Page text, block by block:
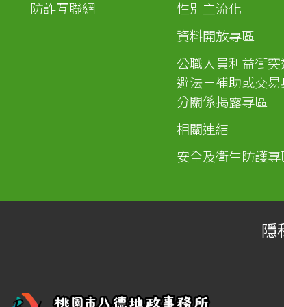
防詐互聯網
性別主流化
資料開放專區
公職人員利益衝突
避法－補助或交易
分關係揭露專區
相關連結
安全及衛生防護專
隱